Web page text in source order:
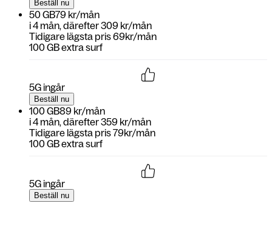
Beställ nu
50 GB79 kr/mån
i4 mån, därefter309 kr/mån
Tidigare lägsta pris 69kr/mån
100 GB extra surf
5G ingår
Beställ nu
100 GB89 kr/mån
i4 mån, därefter359 kr/mån
Tidigare lägsta pris 79kr/mån
100 GB extra surf
5G ingår
Beställ nu